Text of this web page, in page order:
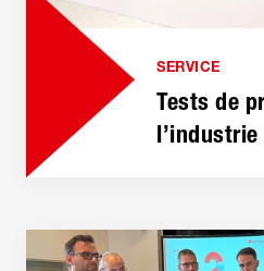
SERVICE
Tests de
l’industrie